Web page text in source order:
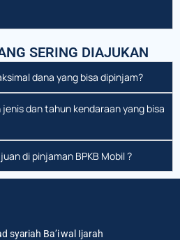
SERING DIAJUKAN
dana yang bisa dipinjam?
dan tahun kendaraan yang bisa
di pinjaman BPKB Mobil ?
syariah Ba’i wal Ijarah